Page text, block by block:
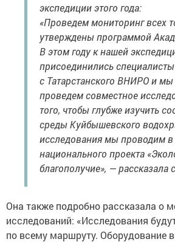
экспедиции этого года:
«Проведем мониторинг всех
утверждены программой
В этом году к нашей
присоединились специалисты
с Татарстанского ВНИРО и мы
проведем совместное
того, чтобы глубже изучить
среды Куйбышевского
исследования мы проводим
национального проекта
благополучие», — рассказала
Она также подробно рассказала о
исследований: «Исследования
по всему маршруту. Оборудование